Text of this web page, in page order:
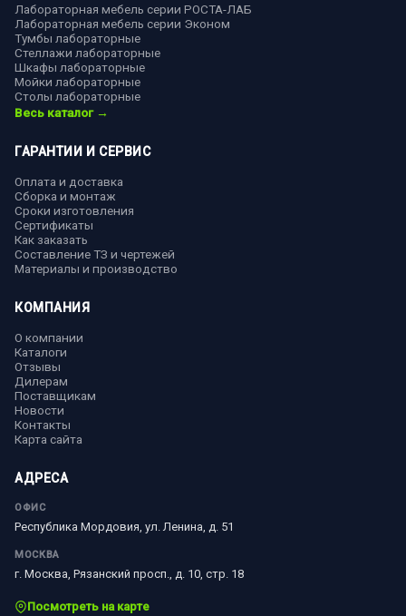
Лабораторная мебель серии РОСТА-ЛАБ
Лабораторная мебель серии Эконом
Тумбы лабораторные
Стеллажи лабораторные
Шкафы лабораторные
Мойки лабораторные
Столы лабораторные
Весь каталог →
ГАРАНТИИ И СЕРВИС
Оплата и доставка
Сборка и монтаж
Сроки изготовления
Сертификаты
Как заказать
Составление ТЗ и чертежей
Материалы и производство
КОМПАНИЯ
О компании
Каталоги
Отзывы
Дилерам
Поставщикам
Новости
Контакты
Карта сайта
АДРЕСА
ОФИС
Республика Мордовия, ул. Ленина, д. 51
МОСКВА
г. Москва, Рязанский просп., д. 10, стр. 18
Посмотреть на карте